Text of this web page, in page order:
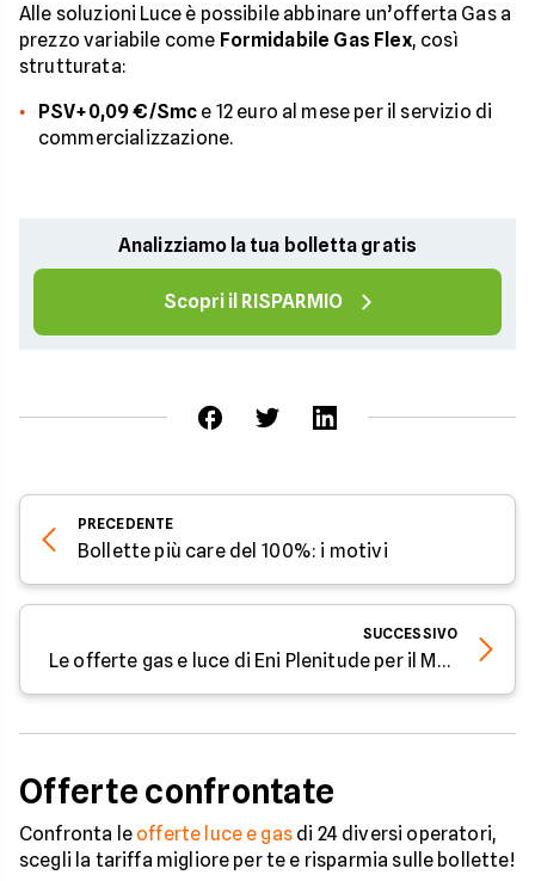
Alle soluzioni Luce è possibile abbinare un’offerta Gas a
prezzo variabile come Formidabile Gas Flex, così
strutturata:
PSV+0,09 €/Smc e 12 euro al mese per il servizio di
commercializzazione.
Analizziamo la tua bolletta gratis
Scopri il RISPARMIO
PRECEDENTE
Bollette più care del 100%: i motivi
SUCCESSIVO
Le offerte gas e luce di Eni Plenitude per il Mercato Libero a metà settembre 2024
Offerte confrontate
Confronta le offerte luce e gasdi 24 diversi operatori,
scegli la tariffa migliore per te e risparmia sulle bollette!